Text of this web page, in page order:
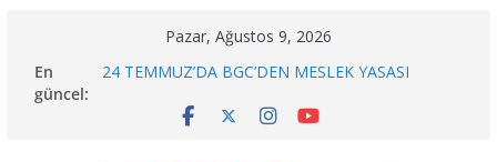
content
Pazar, Ağustos 9, 2026
En
güncel:
24 TEMMUZ’DA BGC’DEN MESLEK YASASI
KELİMELER YETMEZ